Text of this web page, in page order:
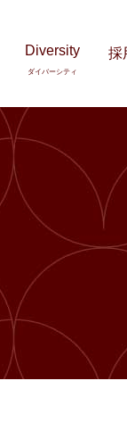
Diversity
ダイバーシティ
採